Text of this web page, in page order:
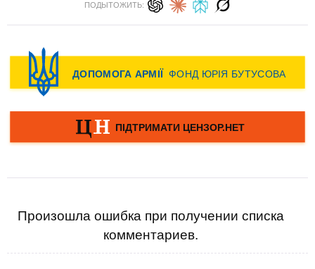
ПОДЫТОЖИТЬ:
Произошла ошибка при получении списка
комментариев.